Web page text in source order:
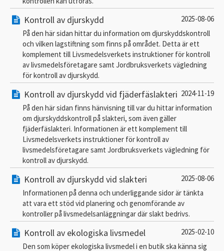
Kontroll av djurskydd
2025-08-06
På den här sidan hittar du information om djurskyddskontroll
och vilken lagstiftning som finns på området. Detta är ett
komplement till Livsmedelsverkets instruktioner för kontroll
av livsmedelsföretagare samt Jordbruksverkets vägledning
för kontroll av djurskydd.
Kontroll av djurskydd vid fjäderfäslakteri 2024-11-19
På den här sidan finns hänvisning till var du hittar information
om djurskyddskontroll på slakteri, som även gäller
fjäderfäslakteri. Informationen är ett komplement till
Livsmedelsverkets instruktioner för kontroll av
livsmedelsföretagare samt Jordbruksverkets vägledning för
kontroll av djurskydd.
Kontroll av djurskydd vid slakteri
2025-08-06
Informationen på denna och underliggande sidor är tänkta
att vara ett stöd vid planering och genomförande av
kontroller på livsmedelsanläggningar där slakt bedrivs.
Kontroll av ekologiska livsmedel
2025-02-10
Den som köper ekologiska livsmedel i en butik ska känna sig